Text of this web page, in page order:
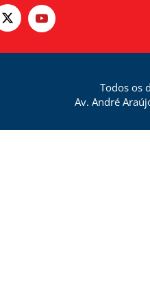
Todos os
Av. André